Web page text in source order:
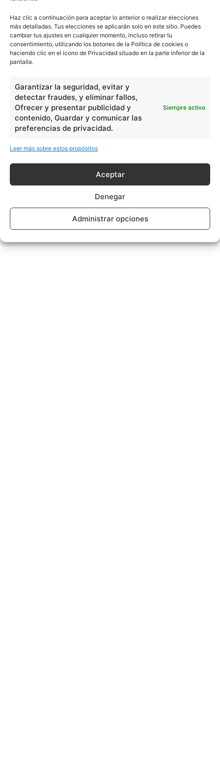
Haz clic a continuación para aceptar lo anterior o realizar elecciones
más detalladas. Tus elecciones se aplicarán solo en este sitio. Puedes
cambiar tus ajustes en cualquier momento, incluso retirar tu
consentimiento, utilizando los botones de la Política de cookies o
haciendo clic en el icono de Privacidad situado en la parte inferior de la
pantalla.
Garantizar la seguridad, evitar y
detectar fraudes, y eliminar fallos,
Ofrecer y presentar publicidad y
contenido, Guardar y comunicar las
preferencias de privacidad.
Siempre activo
Leer más sobre estos propósitos
Aceptar
Denegar
Administrar opciones